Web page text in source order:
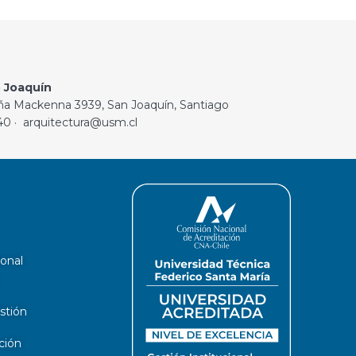
Joaquín
Mackenna 3939, San Joaquín, Santiago
· arquitectura@usm.cl